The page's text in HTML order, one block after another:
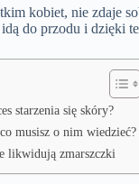
kobiet, nie zdaje
do przodu i dzięki
starzenia się skóry?
musisz o nim wiedzieć?
likwidują zmarszczki